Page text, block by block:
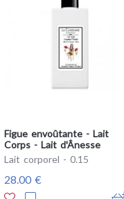
Figue envoûtante - Lait
Corps - Lait d'Ânesse
Lait corporel - 0.15
28.00 €